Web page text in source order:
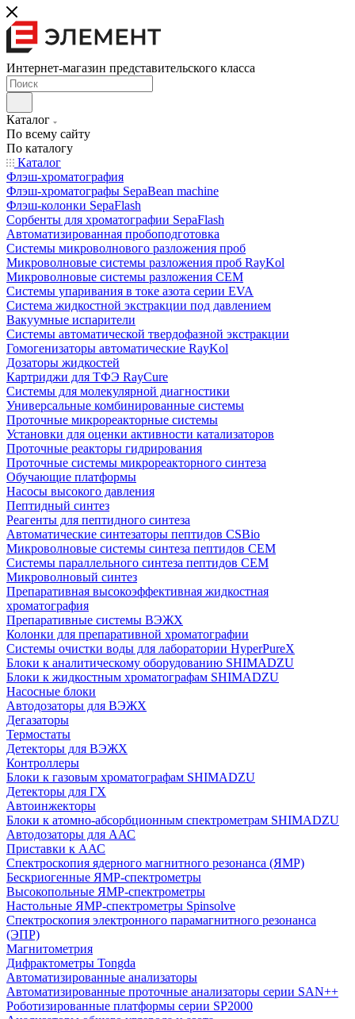
Интернет-магазин представительского класса
Каталог
По всему сайту
По каталогу
Каталог
Флэш-хроматография
Флэш-хроматографы SepaBean machine
Флэш-колонки SepaFlash
Сорбенты для хроматографии SepaFlash
Автоматизированная пробоподготовка
Системы микроволнового разложения проб
Микроволновые системы разложения проб RayKol
Микроволновые системы разложения CEM
Системы упаривания в токе азота серии EVA
Система жидкостной экстракции под давлением
Вакуумные испарители
Системы автоматической твердофазной экстракции
Гомогенизаторы автоматические RayKol
Дозаторы жидкостей
Картриджи для ТФЭ RayCure
Системы для молекулярной диагностики
Универсальные комбинированные системы
Проточные микрореакторные системы
Установки для оценки активности катализаторов
Проточные реакторы гидрирования
Проточные системы микрореакторного синтеза
Обучающие платформы
Насосы высокого давления
Пептидный синтез
Реагенты для пептидного синтеза
Автоматические синтезаторы пептидов CSBio
Микроволновые системы синтеза пептидов CEM
Системы параллельного синтеза пептидов CEM
Микроволновый синтез
Препаративная высокоэффективная жидкостная
хроматография
Препаративные системы ВЭЖХ
Колонки для препаративной хроматографии
Системы очистки воды для лаборатории HyperPureX
Блоки к аналитическому оборудованию SHIMADZU
Блоки к жидкостным хроматографам SHIMADZU
Насосные блоки
Автодозаторы для ВЭЖХ
Дегазаторы
Термостаты
Детекторы для ВЭЖХ
Контроллеры
Блоки к газовым хроматографам SHIMADZU
Детекторы для ГХ
Автоинжекторы
Блоки к атомно-абсорбционным спектрометрам SHIMADZU
Автодозаторы для ААС
Приставки к ААС
Спектроскопия ядерного магнитного резонанса (ЯМР)
Бескриогенные ЯМР‑спектрометры
Высокопольные ЯМР‑спектрометры
Настольные ЯМР‑спектрометры Spinsolve
Спектроскопия электронного парамагнитного резонанса
(ЭПР)
Магнитометрия
Дифрактометры Tongda
Автоматизированные анализаторы
Автоматизированные проточные анализаторы серии SAN++
Роботизированные платформы серии SP2000